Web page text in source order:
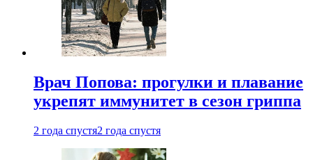
Врач Попова: прогулки и плавание
укрепят иммунитет в сезон гриппа
2 года спустя2 года спустя